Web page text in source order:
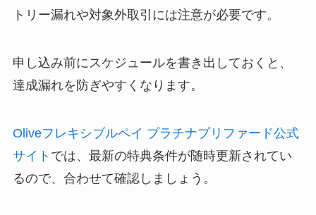
トリー漏れや対象外取引には注意が必要です。
申し込み前にスケジュールを書き出しておくと、
達成漏れを防ぎやすくなります。
Oliveフレキシブルペイ プラチナプリファード公式
サイト では、最新の特典条件が随時更新されてい
るので、合わせて確認しましょう。